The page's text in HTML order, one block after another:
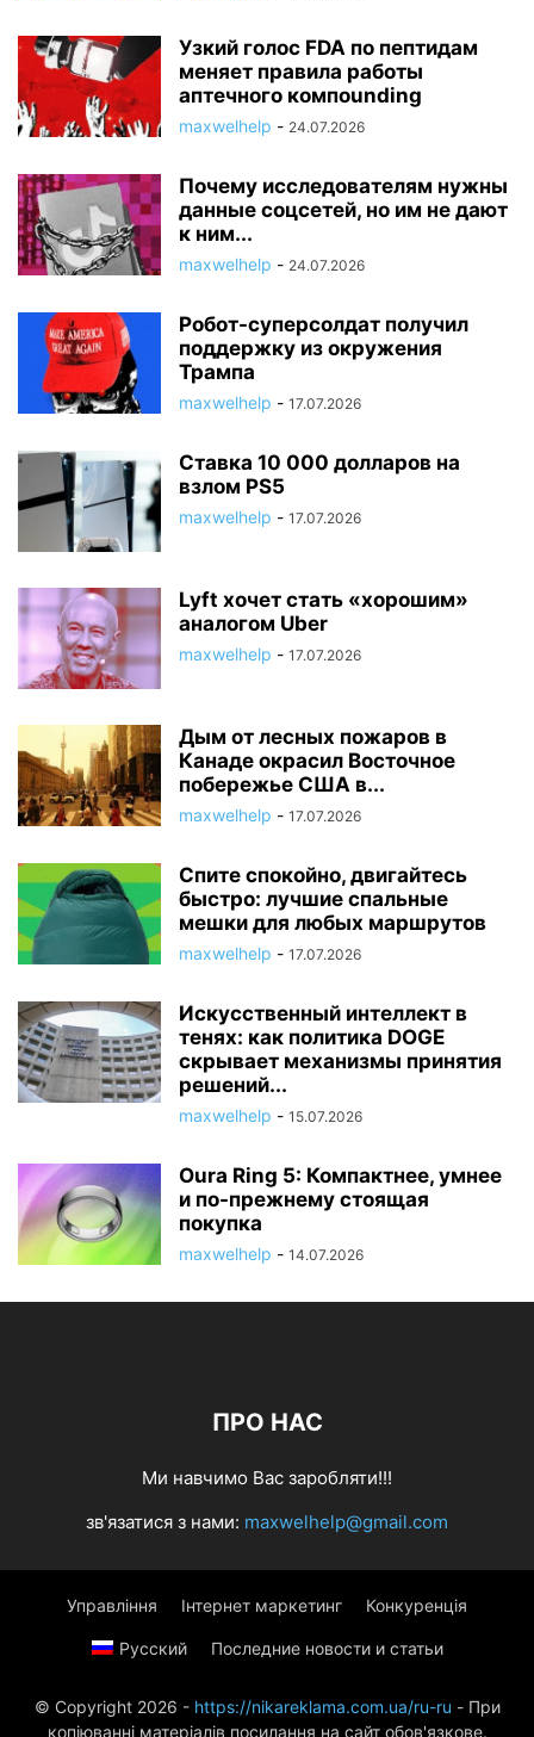
Узкий голос FDA по пептидам
меняет правила работы
аптечного компounding
maxwelhelp - 24.07.2026
Почему исследователям нужны
данные соцсетей, но им не дают
к ним...
maxwelhelp - 24.07.2026
Робот-суперсолдат получил
поддержку из окружения
Трампа
maxwelhelp - 17.07.2026
Ставка 10 000 долларов на
взлом PS5
maxwelhelp - 17.07.2026
Lyft хочет стать «хорошим»
аналогом Uber
maxwelhelp - 17.07.2026
Дым от лесных пожаров в
Канаде окрасил Восточное
побережье США в...
maxwelhelp - 17.07.2026
Спите спокойно, двигайтесь
быстро: лучшие спальные
мешки для любых маршрутов
maxwelhelp - 17.07.2026
Искусственный интеллект в
тенях: как политика DOGE
скрывает механизмы принятия
решений...
maxwelhelp - 15.07.2026
Oura Ring 5: Компактнее, умнее
и по-прежнему стоящая
покупка
maxwelhelp - 14.07.2026
ПРО НАС
Ми навчимо Вас заробляти!!!
зв'язатися з нами: maxwelhelp@gmail.com
Управління Інтернет маркетинг Конкуренція
Русский Последние новости и статьи
© Copyright 2026 - https://nikareklama.com.ua/ru-ru - При
копіюванні матеріалів посилання на сайт обов'язкове.